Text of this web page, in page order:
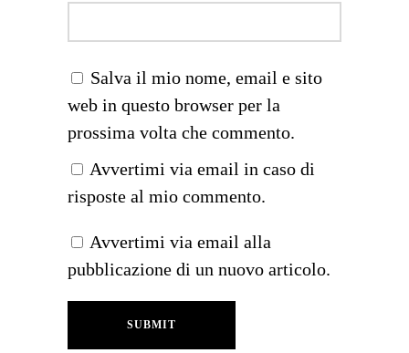
Salva il mio nome, email e sito
web in questo browser per la
prossima volta che commento.
Avvertimi via email in caso di
risposte al mio commento.
Avvertimi via email alla
pubblicazione di un nuovo articolo.
SUBMIT